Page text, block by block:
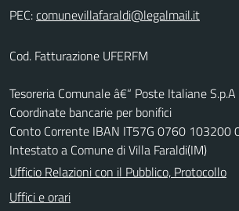
PEC:
Cod. Fatturazione UFERFM
Tesoreria Comunale â€“ Poste Italiane S.p.A
Coordinate bancarie per bonifici
Conto Corrente IBAN IT57G 0760
Intestato a Comune di Villa Faraldi(IM)
Ufficio Relazioni con il Pubblico, Protocollo
Uffici e orari